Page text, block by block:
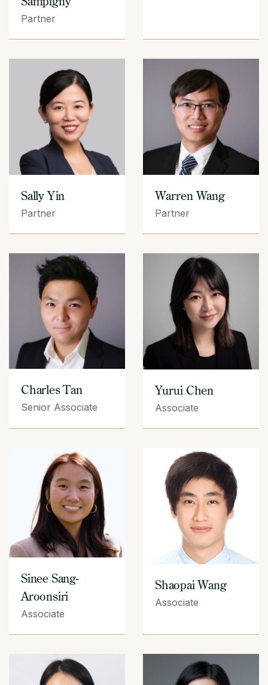
Partner
Sally Yin
Partner
Warren Wang
Partner
Charles Tan
Senior Associate
Yurui Chen
Associate
Sinee Sang-
Aroonsiri
Associate
Shaopai Wang
Associate